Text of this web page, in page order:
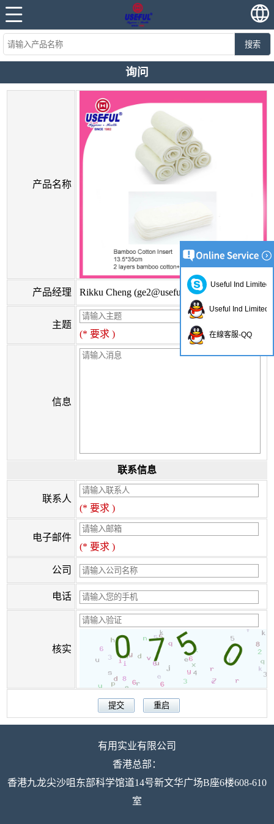
搜索
询问
产品名称
产品经理 Rikku Cheng (ge2@usefulhk.com
主题
(* 要求 )
信息
联系信息
联系人
(* 要求 )
电子邮件
(* 要求 )
公司
电话
核实
有用实业有限公司
香港总部：
香港九龙尖沙咀东部科学馆道14号新文华广场B座6楼608-610
室
Useful Ind Limited
Useful Ind Limited
在線客服-QQ